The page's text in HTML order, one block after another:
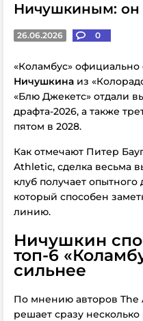
Ничушкиным: он
26.06.2026 0
«Коламбус»
Ничушкина из
«Блю Джекетс» отдали
драфта-2026, а также
пятом в 2028.
Как отмечают Питер
Athletic, сделка весьма
клуб получает
который способен
линию.
Ничушкин
топ-6
сильнее
По мнению авторов The
решает сразу